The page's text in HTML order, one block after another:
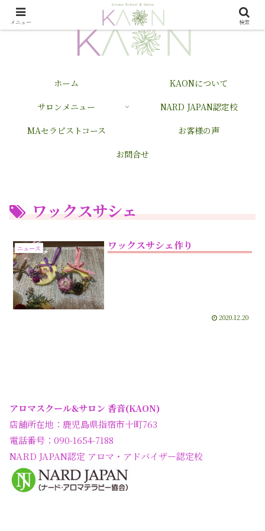
ホーム
KAONについて
サロンメニュー
NARD JAPAN認定校
MAセラピストコース
お客様の声
お問合せ
ワックスサシェ
ニュース ワックスサシェ作り
2020.12.20
アロマスクール&サロン 香音(KAON)
店舗所在地：鹿児島県指宿市十町763
電話番号：090-1654-7188
NARD JAPAN認定 アロマ・アドバイザー認定校
メニュー 検索